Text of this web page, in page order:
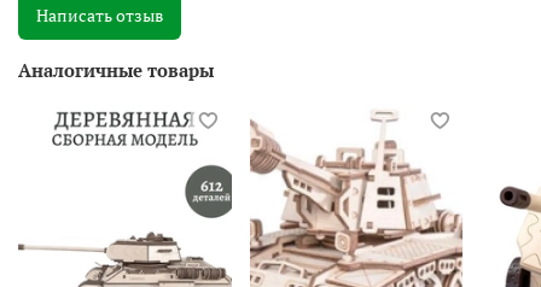
Написать отзыв
Аналогичные товары